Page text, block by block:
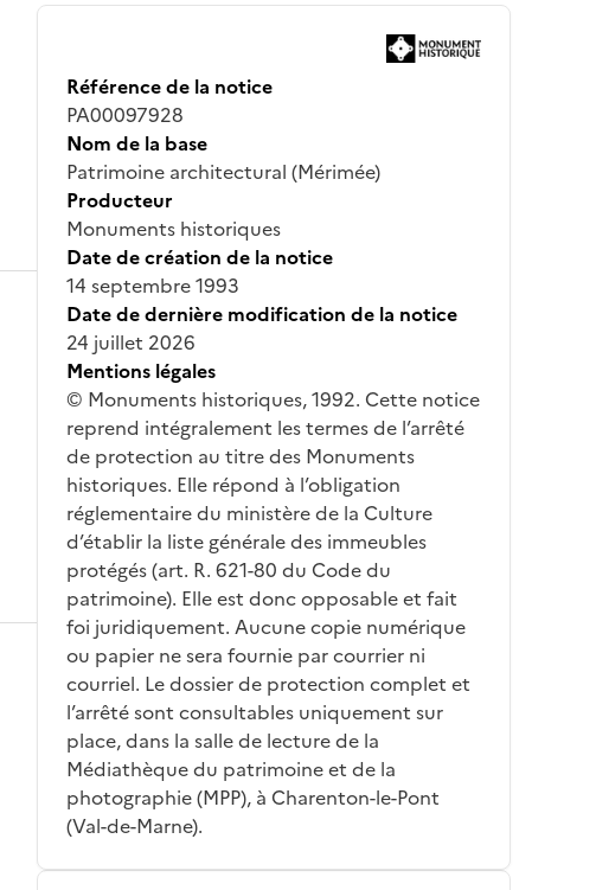
Référence de la notice
PA00097928
Nom de la base
Patrimoine architectural (Mérimée)
Producteur
Monuments historiques
Date de création de la notice
14 septembre 1993
Date de dernière modification de la notice
24 juillet 2026
Mentions légales
© Monuments historiques, 1992. Cette notice
reprend intégralement les termes de l’arrêté
de protection au titre des Monuments
historiques. Elle répond à l’obligation
réglementaire du ministère de la Culture
d’établir la liste générale des immeubles
protégés (art. R. 621-80 du Code du
patrimoine). Elle est donc opposable et fait
foi juridiquement. Aucune copie numérique
ou papier ne sera fournie par courrier ni
courriel. Le dossier de protection complet et
l’arrêté sont consultables uniquement sur
place, dans la salle de lecture de la
Médiathèque du patrimoine et de la
photographie (MPP), à Charenton-le-Pont
(Val-de-Marne).